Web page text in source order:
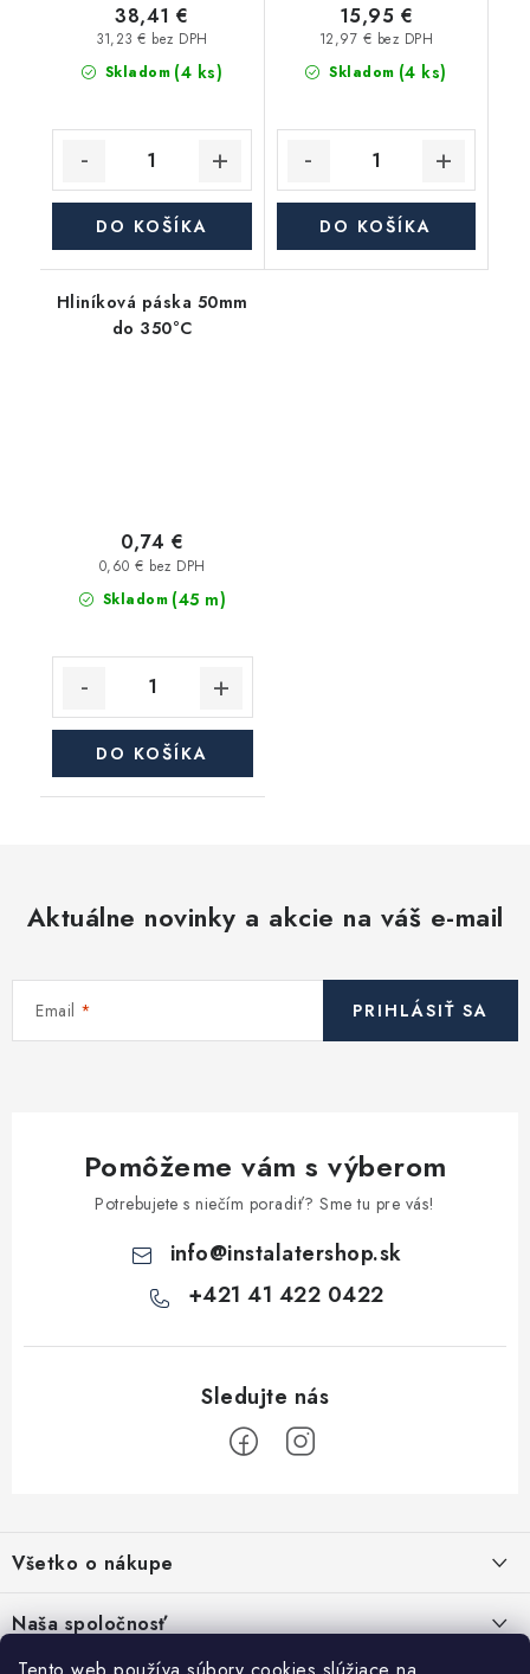
Skladom (4 ks)
31,23 € bez DPH
38,41 €
DO KOŠÍKA
Skladom (4 ks)
12,97 € bez DPH
15,95 €
DO KOŠÍKA
Hliníková páska 50mm
do 350°C
Skladom (45 m)
0,60 € bez DPH
0,74 €
DO KOŠÍKA
Aktuálne novinky a akcie na váš e-mail
Email PRIHLÁSIŤ SA
Pomôžeme vám s výberom
Potrebujete s niečím poradiť? Sme tu pre vás!
info@instalatershop.sk
+421 41 422 0422
p
ä
t
Všetko o nákupe
Kontakty
Naša spoločnosť